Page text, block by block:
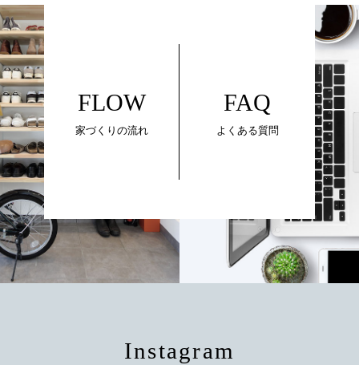
FLOW
家づくりの流れ
FAQ
よくある質問
Instagram